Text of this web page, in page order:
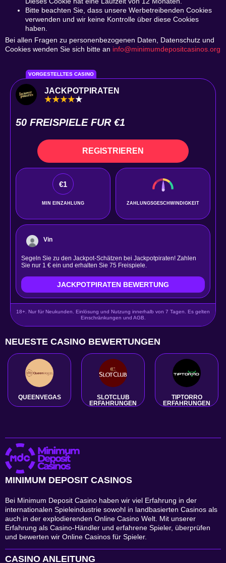
Bitte beachten Sie, dass unsere Werbetreibenden Cookies
verwenden und wir keine Kontrolle über diese Cookies
haben.
Bei allen Fragen zu personenbezogenen Daten, Datenschutz und
Cookies wenden Sie sich bitte an info@minimumdepositcasinos.org
VORGESTELLTES CASINO
JACKPOTPIRATEN
50 FREISPIELE FUR €1
REGISTRIEREN
€1
MIN EINZAHLUNG ZAHLUNGSGESCHWINDIGKEIT
Vin
Segeln Sie zu den Jackpot-Schätzen bei Jackpotpiraten! Zahlen
Sie nur 1 € ein und erhalten Sie 75 Freispiele.
JACKPOTPIRATEN BEWERTUNG
18+. Nur für Neukunden. Einlösung und Nutzung innerhalb von 7 Tagen. Es gelten
Einschränkungen und AGB.
NEUESTE CASINO BEWERTUNGEN
QUEENVEGAS
SLOTCLUB
ERFAHRUNGEN
TIPTORRO
ERFAHRUNGEN
MINIMUM DEPOSIT CASINOS
Bei Minimum Deposit Casino haben wir viel Erfahrung in der
internationalen Spieleindustrie sowohl in landbasierten Casinos als
auch in der explodierenden Online Casino Welt. Mit unserer
Erfahrung als Casino-Händler und erfahrene Spieler, überprüfen
und bewerten wir Online Casinos für Spieler.
CASINO ANLEITUNG